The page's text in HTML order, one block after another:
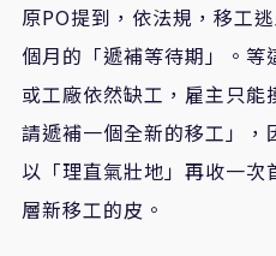
原PO提到，依法規，移工
個月的「遞補等待期」。等
或工廠依然缺工，雇主只
請遞補一個全新的移工」
以「理直氣壯地」再收一
層新移工的皮。